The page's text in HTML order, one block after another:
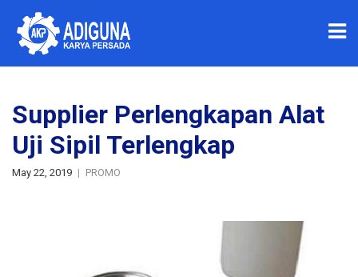
Supplier Perlengkapan Alat
Uji Sipil Terlengkap
May 22, 2019 PROMO